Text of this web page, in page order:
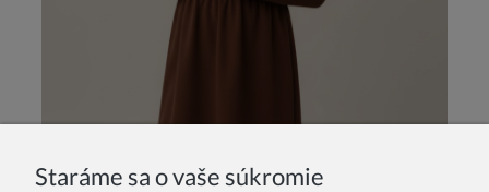
Staráme sa o vaše súkromie